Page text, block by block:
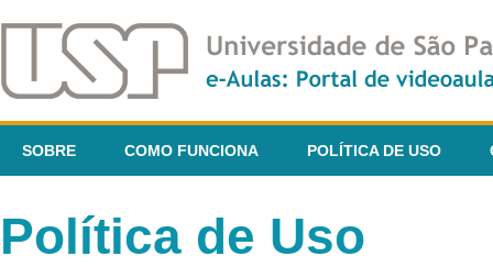
SOBRE COMO FUNCIONA POLÍTICA DE USO
Política de Uso